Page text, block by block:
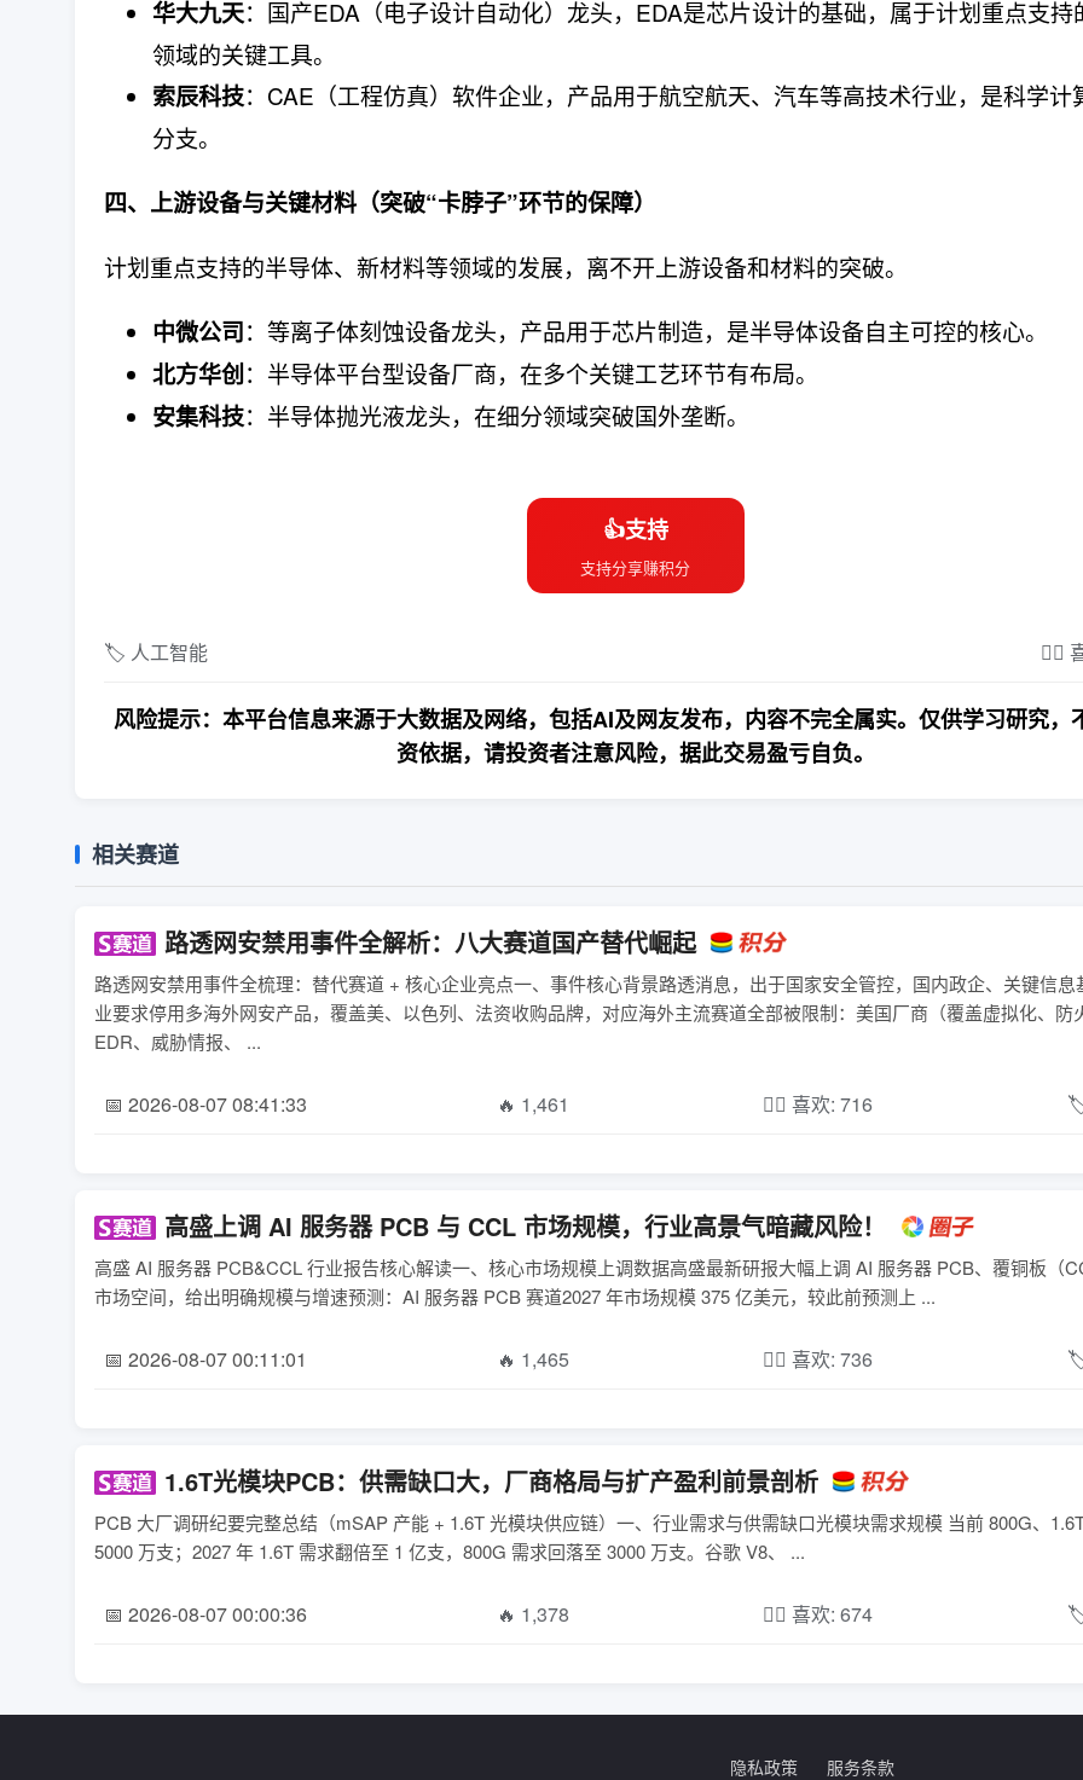
华大九天：国产EDA（电子设计自动化）龙头，EDA是芯片设计的基础，属于计划重点支持
领域的关键工具。
索辰科技：CAE（工程仿真）软件企业，产品用于航空航天、汽车等高技术行业，是科学计
分支。
四、上游设备与关键材料（突破“卡脖子”环节的保障）
计划重点支持的半导体、新材料等领域的发展，离不开上游设备和材料的突破。
中微公司：等离子体刻蚀设备龙头，产品用于芯片制造，是半导体设备自主可控的核心。
北方华创 ：半导体平台型设备厂商，在多个关键工艺环节有布局。
安集科技：半导体抛光液龙头，在细分领域突破国外垄断。
👍支持
支持分享赚积分
🏷️ 人工智能 ❤️‍🔥
风险提示：本平台信息来源于大数据及网络，包括AI及网友发布，内容不完全属实。仅供学习研究，
资依据，请投资者注意风险，据此交易盈亏自负。
相关赛道
路透网安禁用事件全解析：八大赛道国产替代崛起
路透网安禁用事件全梳理：替代赛道 + 核心企业亮点一、事件核心背景路透消息，出于国家安全管控，国内政企、关键信息
业要求停用多海外网安产品，覆盖美、以色列、法资收购品牌，对应海外主流赛道全部被限制：美国厂商（覆盖虚拟化、防
EDR、威胁情报、 ...
📅 2026-08-07 08:41:33 🔥 1,461 ❤️‍🔥 喜欢: 716
高盛上调 AI 服务器 PCB 与 CCL 市场规模，行业高景气暗藏风险！
高盛 AI 服务器 PCB&CCL 行业报告核心解读一、核心市场规模上调数据高盛最新研报大幅上调 AI 服务器 PCB、覆铜板（
市场空间，给出明确规模与增速预测：AI 服务器 PCB 赛道2027 年市场规模 375 亿美元，较此前预测上 ...
📅 2026-08-07 00:11:01 🔥 1,465 ❤️‍🔥 喜欢: 736
1.6T光模块PCB：供需缺口大，厂商格局与扩产盈利前景剖析
PCB 大厂调研纪要完整总结（mSAP 产能 + 1.6T 光模块供应链）一、行业需求与供需缺口光模块需求规模 当前 800G、
5000 万支；2027 年 1.6T 需求翻倍至 1 亿支，800G 需求回落至 3000 万支。谷歌 V8、 ...
📅 2026-08-07 00:00:36 🔥 1,378 ❤️‍🔥 喜欢: 674
隐私政策 服务条款